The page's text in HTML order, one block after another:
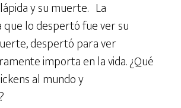
y su muerte. La
lo despertó fue ver su
despertó para ver
importa en la vida. ¿Qué
al mundo y